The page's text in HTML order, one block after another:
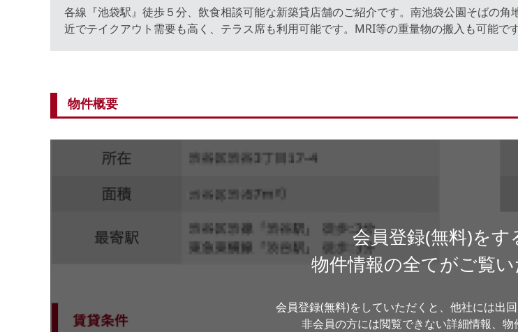
各線『池袋駅』徒歩５分、飲食相談可能な新築貸店舗のご紹介です。南池袋公園そばの
近でテイクアウト需要も高く、テラス席も利用可能です。MRI等の重量物の搬入も可能で
物件概要
会員登録(無料)を
物件情報の全てがご覧い
会員登録(無料)をしていただくと、他社には出
非会員の方には閲覧できない詳細情報、物